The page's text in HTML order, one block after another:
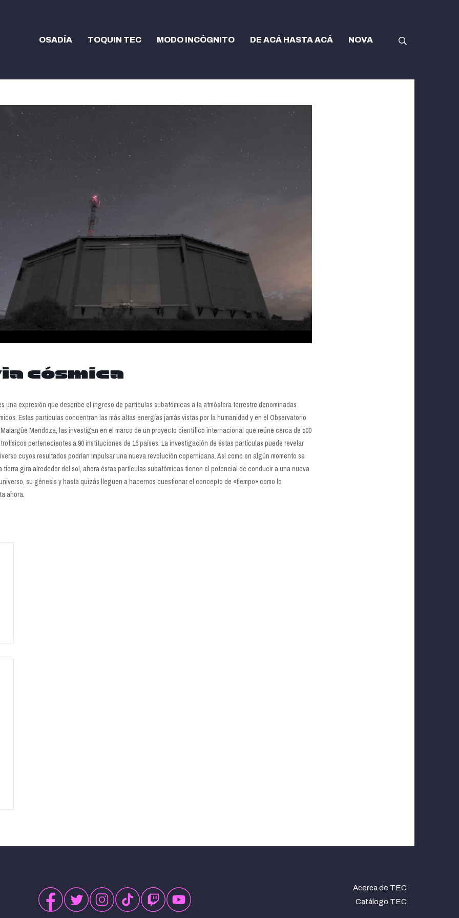
OSADÍA TOQUIN TEC MODO INCÓGNITO DE ACÁ HASTA ACÁ NOVA
cósmica
una expresión que describe el ingreso de partículas subatómicas a la atmósfera terrestre denominadas
Estas partículas concentran las más altas energías jamás vistas por la humanidad y en el Observatorio
Mendoza, las investigan en el marco de un proyecto científico internacional que reúne cerca de 500
pertenecientes a 90 instituciones de 16 países. La investigación de éstas partículas puede revelar
cuyos resultados podrían impulsar una nueva revolución copernicana. Así como en algún momento se
tierra gira alrededor del sol, ahora éstas partículas subatómicas tienen el potencial de conducir a una nueva
su génesis y hasta quizás lleguen a hacernos cuestionar el concepto de «tiempo» como lo
ahora.
Acerca de TEC
Catálogo TEC